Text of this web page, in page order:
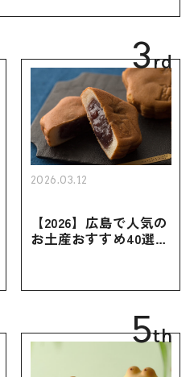
3rd
2026.03.12
【2026】広島で人気の
お土産おすすめ40選｜
き用、女性向けまで幅
5th